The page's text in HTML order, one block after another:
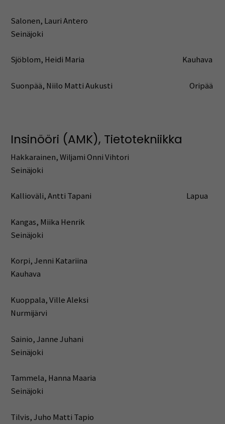
Salonen, Lauri Antero
Seinäjoki
Sjöblom, Heidi Maria Kauhava
Suonpää, Niilo Matti Aukusti Oripää
Insinööri (AMK), Tietotekniikka
Hakkarainen, Wiljami Onni Vihtori
Seinäjoki
Kallioväli, Antti Tapani Lapua
Kangas, Miika Henrik
Seinäjoki
Korpi, Jenni Katariina
Kauhava
Kuoppala, Ville Aleksi
Nurmijärvi
Sainio, Janne Juhani
Seinäjoki
Tammela, Hanna Maaria
Seinäjoki
Tilvis, Juho Matti Tapio